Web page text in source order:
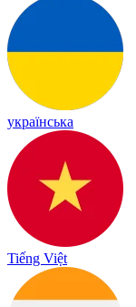
українська
Tiếng Việt